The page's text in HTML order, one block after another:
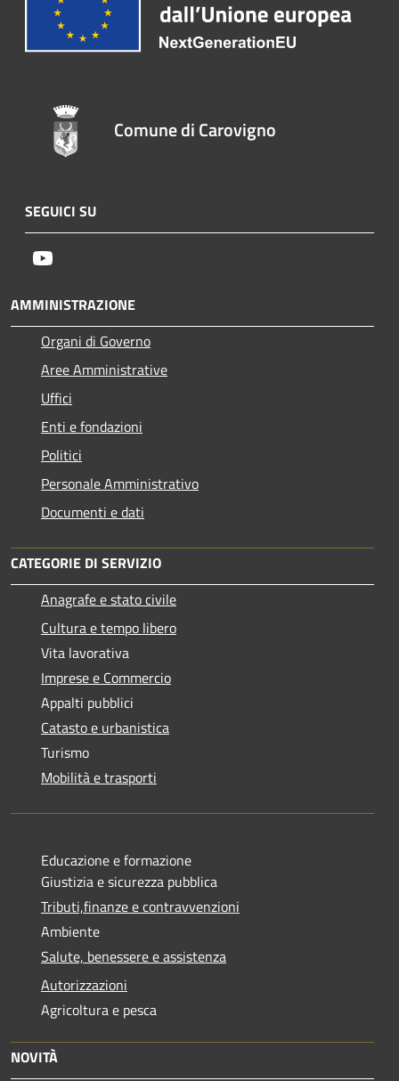
Comune di Carovigno
SEGUICI SU
AMMINISTRAZIONE
Organi di Governo
Aree Amministrative
Uffici
Enti e fondazioni
Politici
Personale Amministrativo
Documenti e dati
CATEGORIE DI SERVIZIO
Anagrafe e stato civile
Cultura e tempo libero
Vita lavorativa
Imprese e Commercio
Appalti pubblici
Catasto e urbanistica
Turismo
Mobilità e trasporti
Educazione e formazione
Giustizia e sicurezza pubblica
Tributi,finanze e contravvenzioni
Ambiente
Salute, benessere e assistenza
Autorizzazioni
Agricoltura e pesca
NOVITÀ